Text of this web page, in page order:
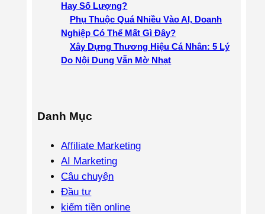
Hay Số Lượng?
Phụ Thuộc Quá Nhiều Vào AI, Doanh
Nghiệp Có Thể Mất Gì Đây?
Xây Dựng Thương Hiệu Cá Nhân: 5 Lý
Do Nội Dung Vẫn Mờ Nhạt
Danh Mục
Affiliate Marketing
AI Marketing
Câu chuyện
Đầu tư
kiếm tiền online